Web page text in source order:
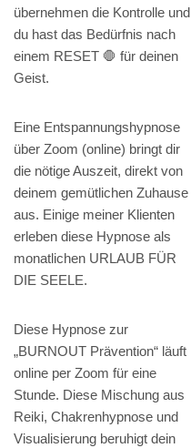
übernehmen die Kontrolle und
du hast das Bedürfnis nach
einem RESET 🛑 für deinen
Geist.
Eine Entspannungshypnose
über Zoom (online) bringt dir
die nötige Auszeit, direkt von
deinem gemütlichen Zuhause
aus. Einige meiner Klienten
erleben diese Hypnose als
monatlichen URLAUB FÜR
DIE SEELE.
Diese Hypnose zur
„BURNOUT Prävention“ läuft
online per Zoom für eine
Stunde. Diese Mischung aus
Reiki, Chakrenhypnose und
Visualisierung beruhigt dein